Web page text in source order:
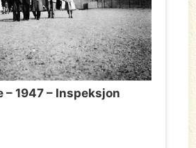
– 1947 – Inspeksjon